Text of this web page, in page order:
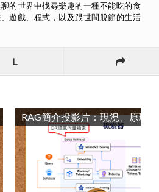
的世界中找尋樂趣的一種不能吃的食
遊戲、程式，以及跟世間脫節的生活
L